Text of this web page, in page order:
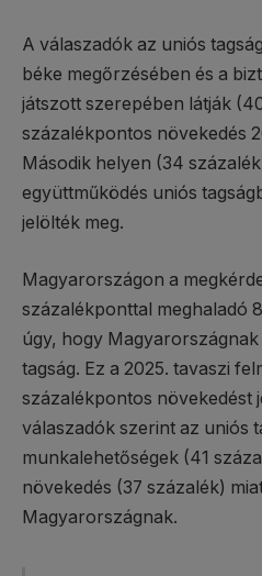
A válaszadók az uniós
béke megőrzésében és a
játszott szerepében látják
százalékpontos növekedés
Második helyen (34
együttműködés uniós
jelölték meg.
Magyarországon a
százalékponttal meghaladó
úgy, hogy
tagság. Ez a 2025. tavaszi
százalékpontos növekedést
válaszadók szerint az uniós
munkalehetőségek (41
növekedés (37 százalék)
Magyarországnak.